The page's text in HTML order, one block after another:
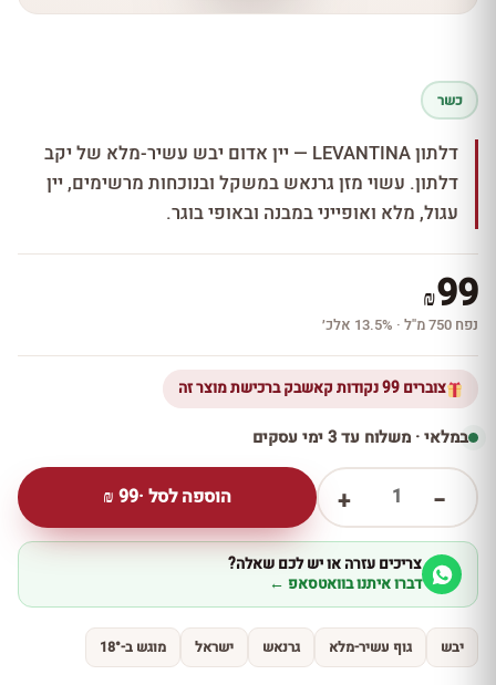
כשר
דלתון LEVANTINA — יין אדום יבש עשיר-מלא של יקב
דלתון. עשוי מזן גרנאש במשקל ובנוכחות מרשימים, יין
עגול, מלא ואופייני במבנה ובאופי בוגר.
₪99
נפח 750 מ''ל · 13.5% אלכ׳
צוברים 99 נקודות קאשבק ברכישת מוצר זה
במלאי · משלוח עד 3 ימי עסקים
−
1
+ הוספה לסל ·99
₪
צריכים עזרה או יש לכם שאלה?
דברו איתנו בוואטסאפ ←
יבש גוף עשיר-מלא גרנאש ישראל מוגש ב-18°